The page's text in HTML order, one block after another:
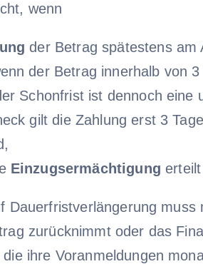
wenn
der Betrag spätestens am
der Betrag innerhalb von
Schonfrist ist dennoch eine
gilt die Zahlung erst 3
Einzugsermächtigung
Dauerfristverlängerung
zurücknimmt oder das
ihre Voranmeldungen